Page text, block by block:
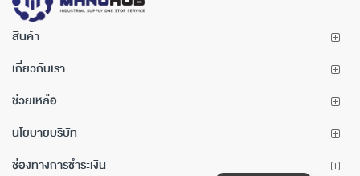
สินค้า
เกี่ยวกับเรา
ช่วยเหลือ
นโยบายบริษัท
ช่องทางการชำระเงิน